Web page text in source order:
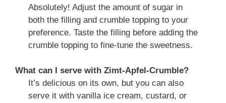
Absolutely! Adjust the amount of sugar in
both the filling and crumble topping to your
preference. Taste the filling before adding the
crumble topping to fine-tune the sweetness.
What can I serve with Zimt-Apfel-Crumble?
It’s delicious on its own, but you can also
serve it with vanilla ice cream, custard, or